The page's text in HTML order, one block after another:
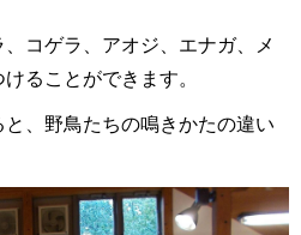
コゲラ、アオジ、エナガ、メ
ることができます。
、野鳥たちの鳴きかたの違い